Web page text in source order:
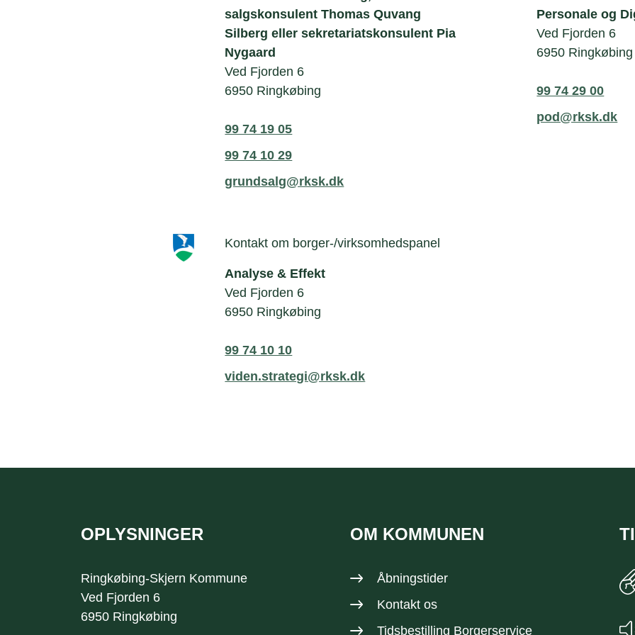
salgskonsulent Thomas Quvang
Silberg eller sekretariatskonsulent Pia
Nygaard
Ved Fjorden 6
6950 Ringkøbing
99 74 19 05
99 74 10 29
grundsalg@rksk.dk
Personale og
Ved Fjorden 6
6950 Ringkøbing
99 74 29 00
pod@rksk.dk
Kontakt om borger-/virksomhedspanel
Analyse & Effekt
Ved Fjorden 6
6950 Ringkøbing
99 74 10 10
viden.strategi@rksk.dk
OPLYSNINGER
Ringkøbing-Skjern Kommune
Ved Fjorden 6
6950 Ringkøbing
OM KOMMUNEN
Åbningstider
Kontakt os
Tidsbestilling Borgerservice